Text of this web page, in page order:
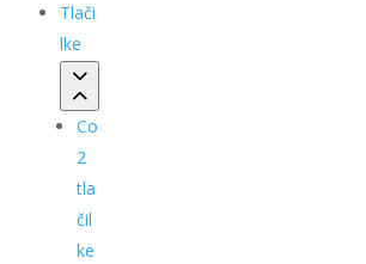
Tlači
lke
Co
2
tla
čil
ke